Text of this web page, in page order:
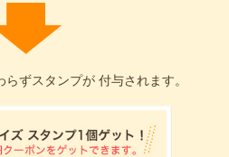
ずスタンプが 付与されます。